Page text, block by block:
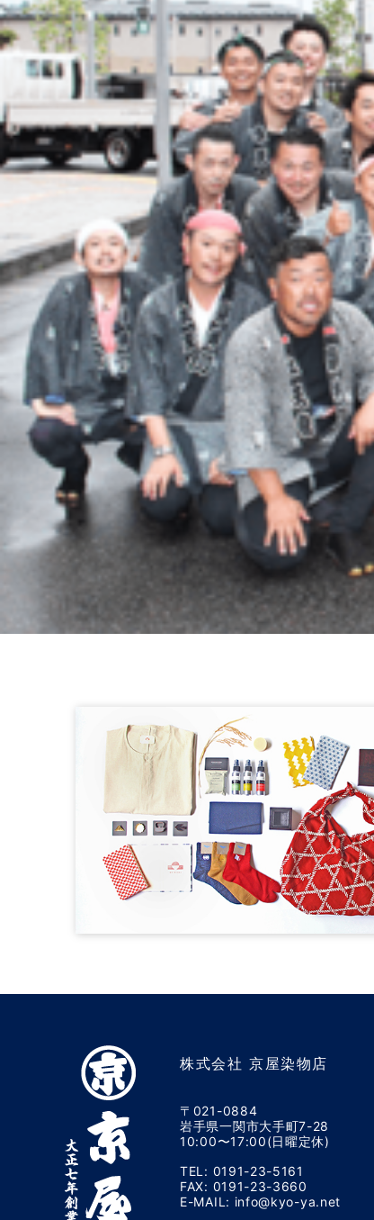
株式会社 京屋染物店
〒021-0884
岩手県一関市大手町7-28
10:00〜17:00(日曜定休)
TEL: 0191-23-5161
FAX: 0191-23-3660
E-MAIL: info@kyo-ya.net